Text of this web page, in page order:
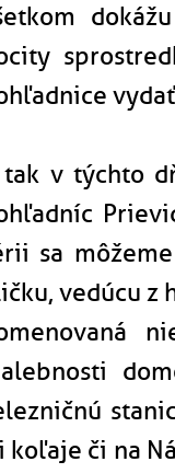
v týchto
sa
vedúcu z
koľaje či na